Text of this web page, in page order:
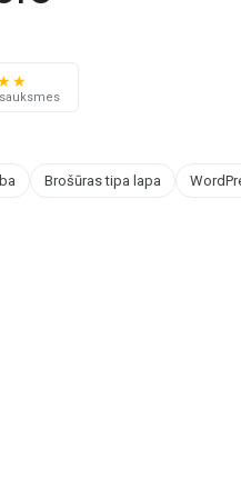
Brošūras tipa lapa